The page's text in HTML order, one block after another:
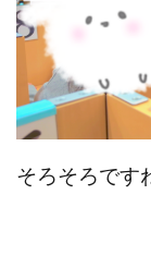
そろそろです